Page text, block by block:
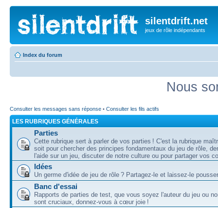
silentdrift.net
jeux de rôle indépendants
Index du forum
Nous
Consulter les messages sans réponse • Consulter les fils actifs
LES RUBRIQUES GÉNÉRALES
Parties
Cette rubrique sert à parler de vos parties ! C'est la rubrique
soit pour chercher des principes fondamentaux du jeu de rôle,
l'aide sur un jeu, discuter de notre culture ou pour partager vos
Idées
Un germe d'idée de jeu de rôle ? Partagez-le et laissez-le
Banc d'essai
Rapports de parties de test, que vous soyez l'auteur du jeu ou
sont cruciaux, donnez-vous à cœur joie !